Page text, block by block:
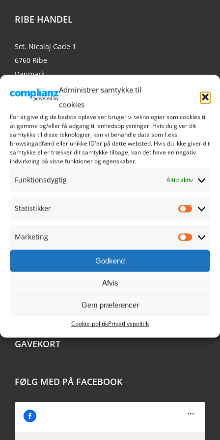
Administrer samtykke til
cookies
For at give dig de bedste oplevelser bruger vi teknologier som cookies til
at gemme og/eller få adgang til enhedsoplysninger. Hvis du giver dit
samtykke til disse teknologier, kan vi behandle data som f.eks.
browsingadfærd eller unikke ID'er på dette websted. Hvis du ikke giver dit
samtykke eller trækker dit samtykke tilbage, kan det have en negativ
indvirkning på visse funktioner og egenskaber.
Funktionsdygtig Altid aktiv
Statistikker
Marketing
Godkend
Afvis
Gem præferencer
Cookie-politikPrivatlivspolitik
RIBE HANDEL
Sct. Nicolaj Gade 1
6760 Ribe
Danmark
Tlf. 9390 1021
info@ribehandel.dk
Cvr.nr.: 28480628
NAVIGATION
Min Konto
Tilmeldingsformular
GAVEKORT
FØLG MED PÅ FACEBOOK